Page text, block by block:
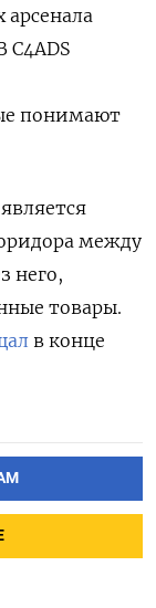
арсенала
понимают
между
него,
товары.
в конце